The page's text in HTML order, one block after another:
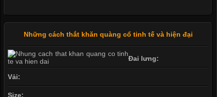
Những cách thắt khăn quàng cổ tinh tế và hiện đại
Đai lưng:
Vải:
Size: